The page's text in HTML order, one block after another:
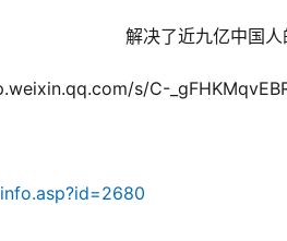
解决了近九亿中国人
s/C-